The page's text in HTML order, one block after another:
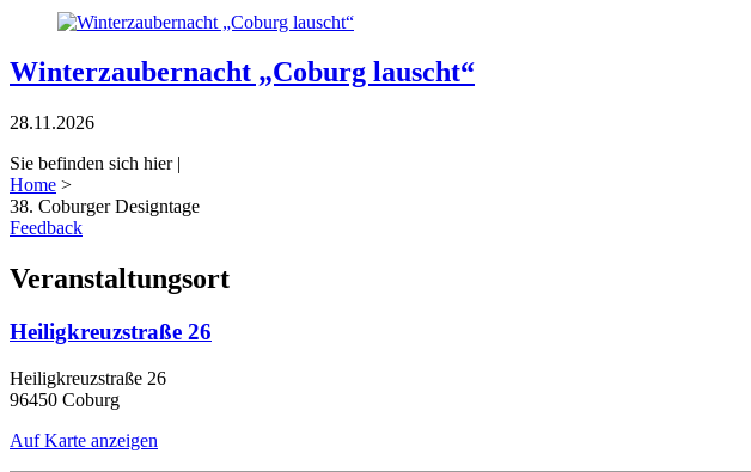
Winterzaubernacht „Coburg lauscht“
28.11.2026
Sie befinden sich hier |
Home >
38. Coburger Designtage
Feedback
Veranstaltungsort
Heiligkreuzstraße 26
Heiligkreuzstraße 26
96450 Coburg
Auf Karte anzeigen